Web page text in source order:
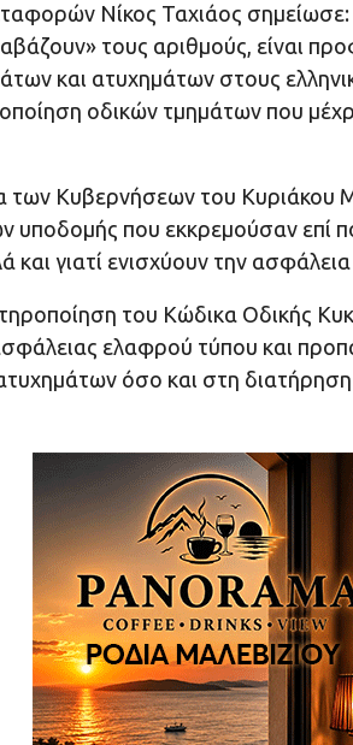
Νίκος Ταχιάος σημείωσε:
τους αριθμούς, είναι
και ατυχημάτων στους
οδικών τμημάτων που
των Κυβερνήσεων του
που εκκρεμούσαν επί
γιατί ενισχύουν την
του Κώδικα Οδικής
ελαφρού τύπου και
όσο και στη